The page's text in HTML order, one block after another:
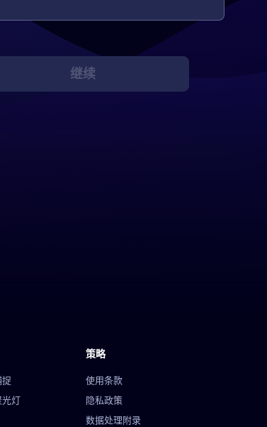
继续
策略
使用条款
隐私政策
数据处理附录
灯